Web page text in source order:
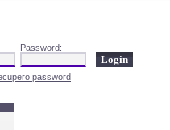
Password:
password